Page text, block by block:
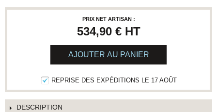
PRIX NET ARTISAN :
534,90 €HT
AJOUTER AU PANIER
REPRISE DES EXPÉDITIONS LE 17 AOÛT
DESCRIPTION